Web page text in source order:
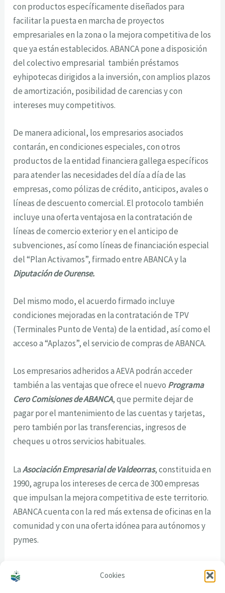
Cookies
con productos específicamente diseñados para
facilitar la puesta en marcha de proyectos
empresariales en la zona o la mejora competitiva de los
que ya están establecidos. ABANCA pone a disposición
del colectivo empresarial también préstamos
eyhipotecas dirigidos a la inversión, con amplios plazos
de amortización, posibilidad de carencias y con
intereses muy competitivos.
De manera adicional, los empresarios asociados
contarán, en condiciones especiales, con otros
productos de la entidad financiera gallega específicos
para atender las necesidades del día a día de las
empresas, como pólizas de crédito, anticipos, avales o
líneas de descuento comercial. El protocolo también
incluye una oferta ventajosa en la contratación de
líneas de comercio exterior y en el anticipo de
subvenciones, así como líneas de financiación especial
del “Plan Activamos”, firmado entre ABANCA y la
Diputación de Ourense.
Del mismo modo, el acuerdo firmado incluye
condiciones mejoradas en la contratación de TPV
(Terminales Punto de Venta) de la entidad, así como el
acceso a “Aplazos”, el servicio de compras de ABANCA.
Los empresarios adheridos a AEVA podrán acceder
también a las ventajas que ofrece el nuevo Programa
Cero Comisiones de ABANCA, que permite dejar de
pagar por el mantenimiento de las cuentas y tarjetas,
pero también por las transferencias, ingresos de
cheques u otros servicios habituales.
LaAsociación Empresarial de Valdeorras, constituida en
1990, agrupa los intereses de cerca de 300 empresas
que impulsan la mejora competitiva de este territorio.
ABANCA cuenta con la red más extensa de oficinas en la
comunidad y con una oferta idónea para autónomos y
pymes.